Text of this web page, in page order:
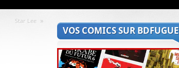
Star Lee »
VOS COMICS SUR BDFUGUE